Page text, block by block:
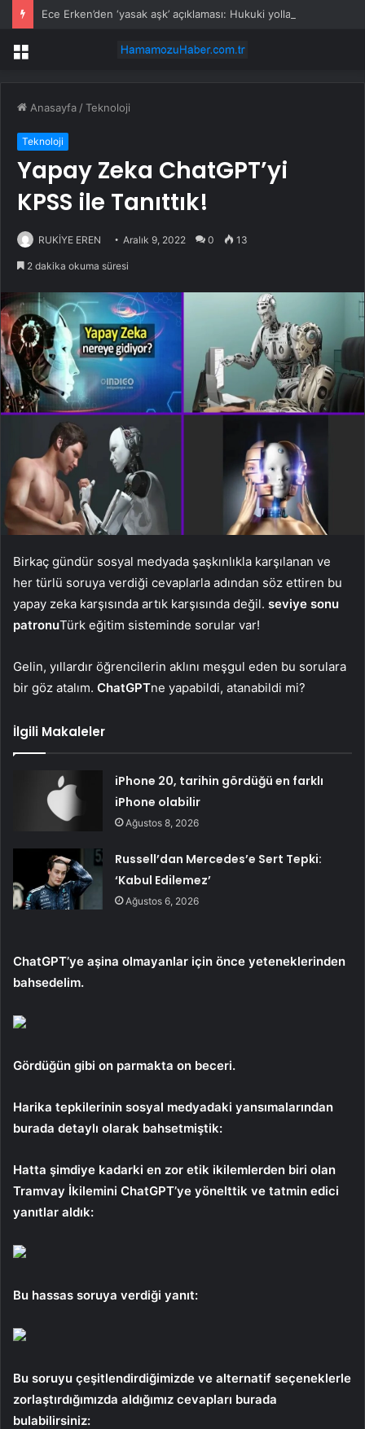
Menü
Anasayfa /Teknoloji
Teknoloji
Yapay Zeka ChatGPT’yi
KPSS ile Tanıttık!
RUKİYE EREN Aralık 9, 2022 0 13
2 dakika okuma süresi
Birkaç gündür sosyal medyada şaşkınlıkla karşılanan ve
her türlü soruya verdiği cevaplarla adından söz ettiren bu
yapay zeka karşısında artık karşısında değil. seviye sonu
patronuTürk eğitim sisteminde sorular var!
Gelin, yıllardır öğrencilerin aklını meşgul eden bu sorulara
bir göz atalım. ChatGPTne yapabildi, atanabildi mi?
İlgili Makaleler
iPhone 20, tarihin gördüğü en farklı
iPhone olabilir
Ağustos 8, 2026
Russell’dan Mercedes’e Sert Tepki:
‘Kabul Edilemez’
Ağustos 6, 2026
ChatGPT’ye aşina olmayanlar için önce yeteneklerinden
bahsedelim.
Gördüğün gibi on parmakta on beceri.
Harika tepkilerinin sosyal medyadaki yansımalarından
burada detaylı olarak bahsetmiştik:
Hatta şimdiye kadarki en zor etik ikilemlerden biri olan
Tramvay İkilemini ChatGPT’ye yönelttik ve tatmin edici
yanıtlar aldık:
Bu hassas soruya verdiği yanıt:
Bu soruyu çeşitlendirdiğimizde ve alternatif seçeneklerle
zorlaştırdığımızda aldığımız cevapları burada
bulabilirsiniz: